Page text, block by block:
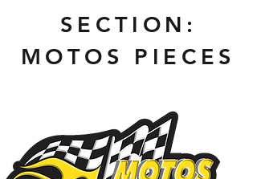
SECTION:
MOTOS PIECES